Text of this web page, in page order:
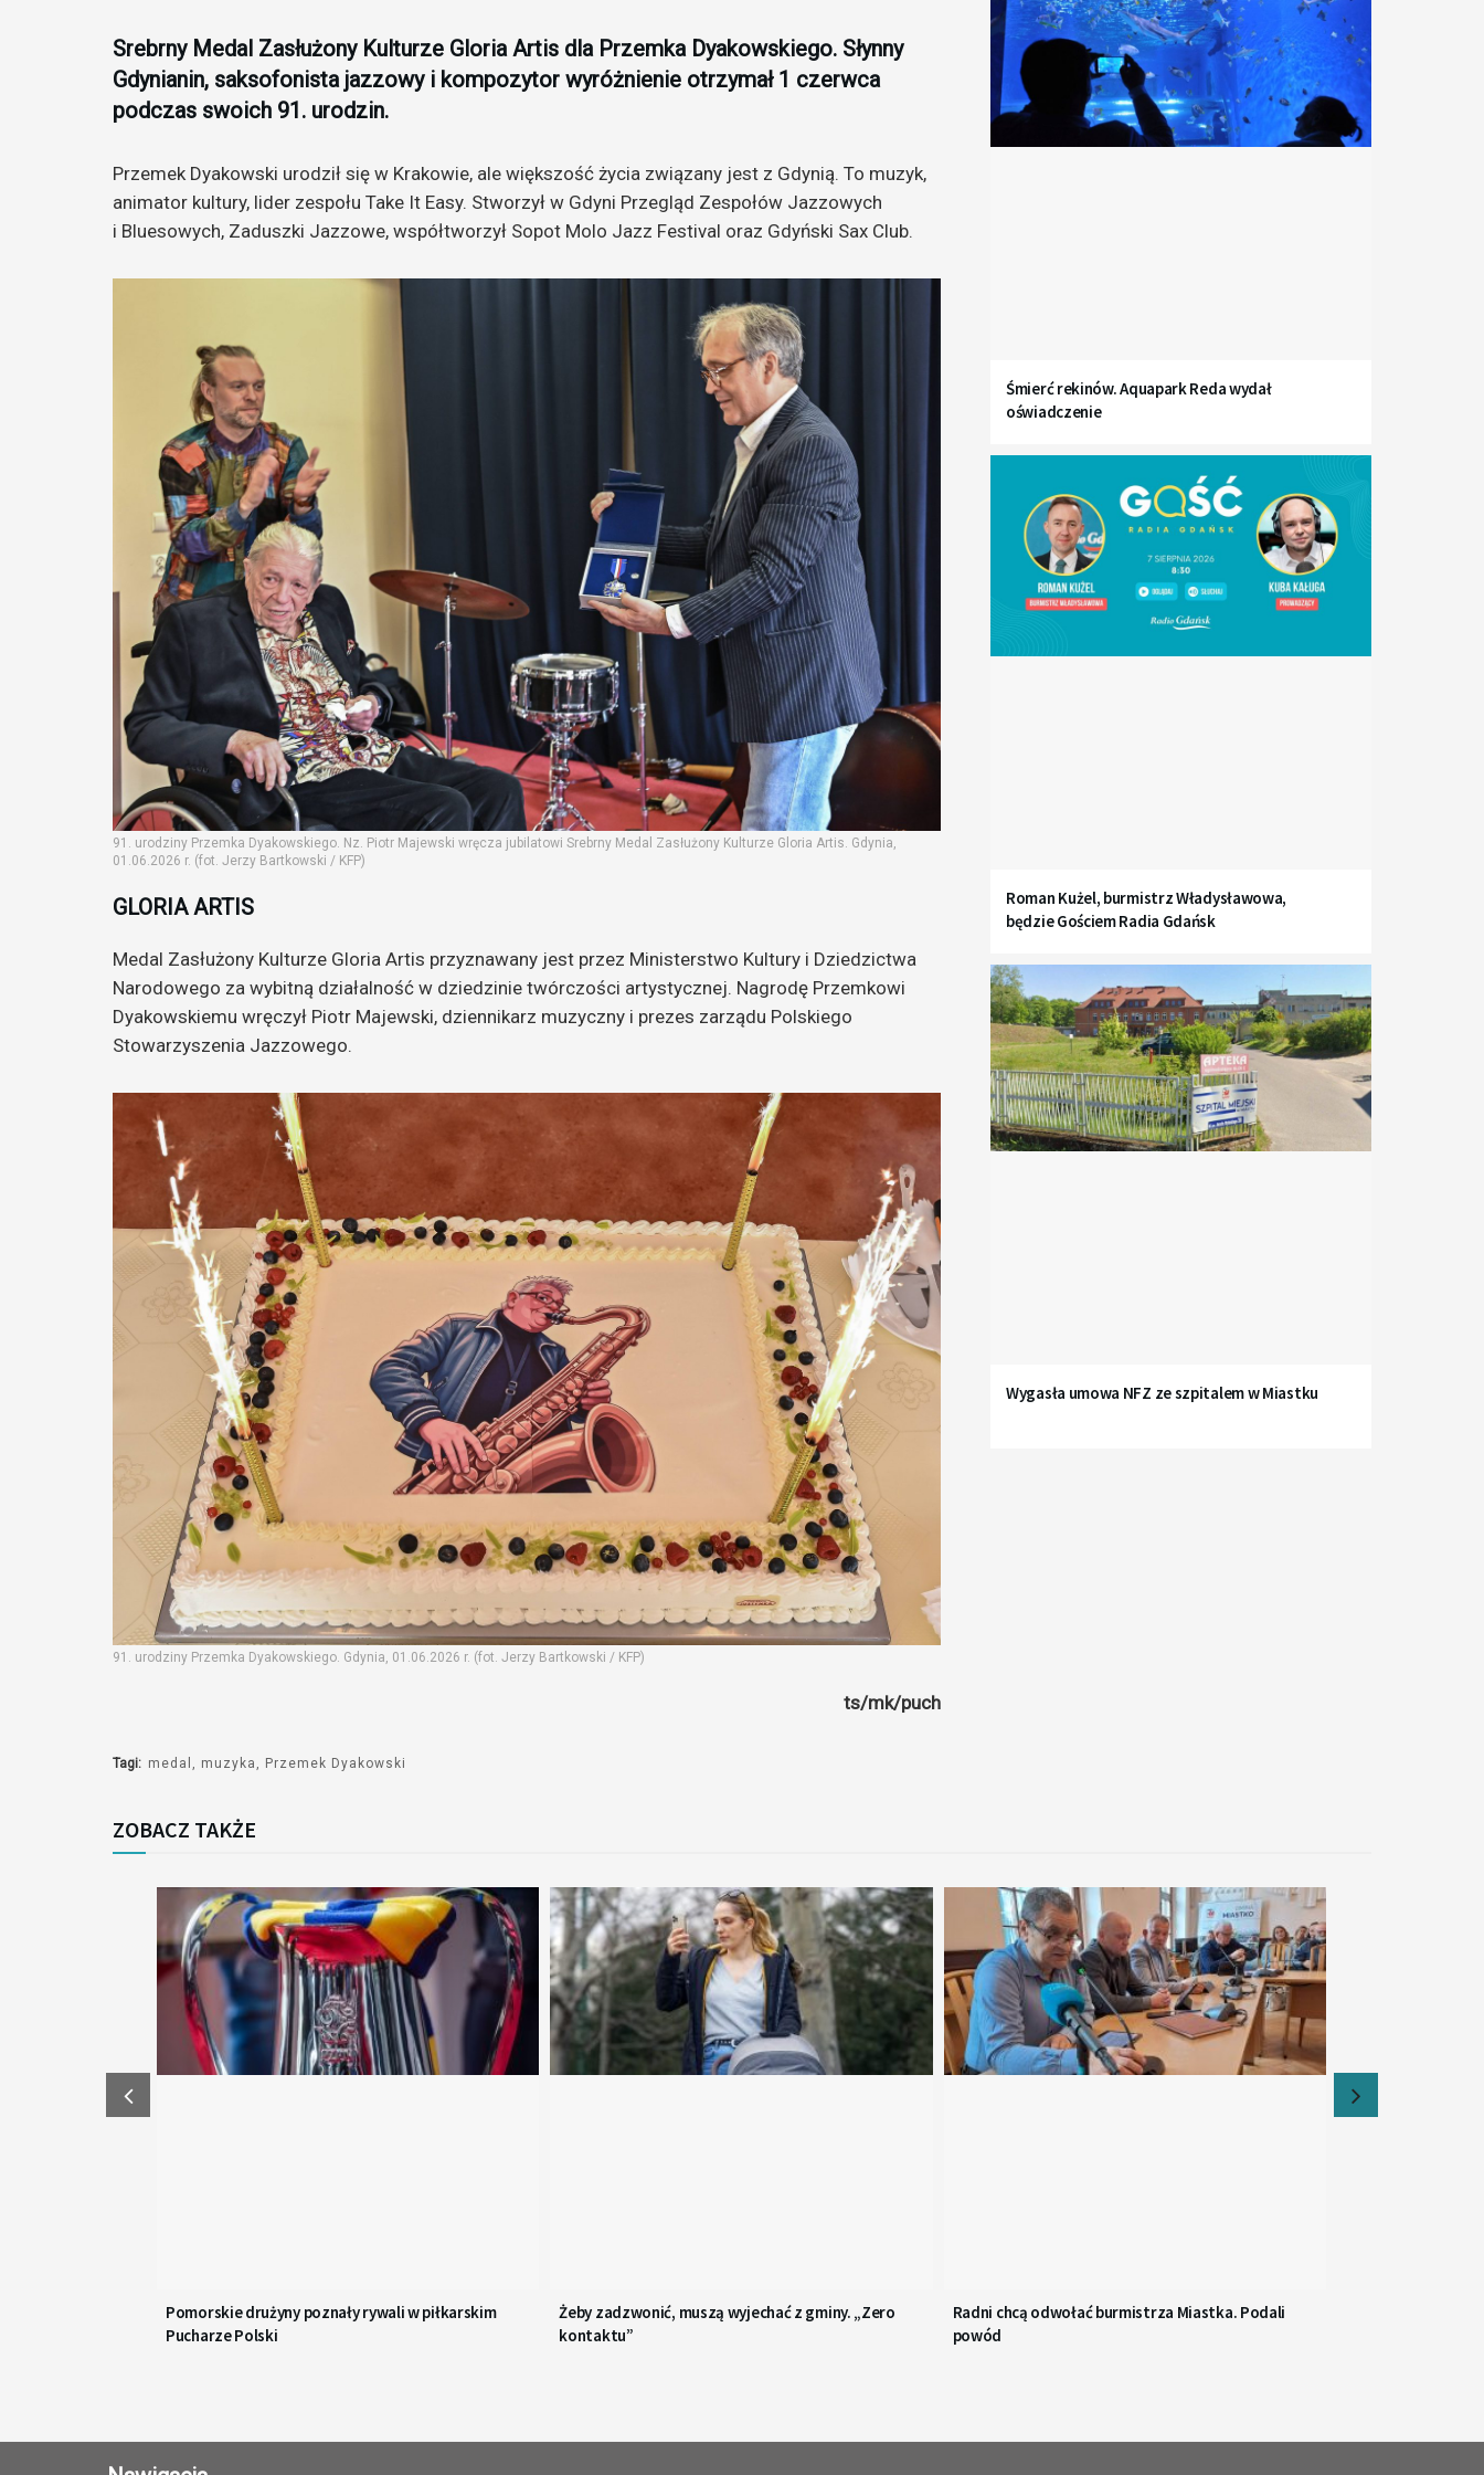
Srebrny Medal Zasłużony Kulturze Gloria Artis dla Przemka Dyakowskiego. Słynny
Gdynianin, saksofonista jazzowy i kompozytor wyróżnienie otrzymał 1 czerwca
podczas swoich 91. urodzin.
Przemek Dyakowski urodził się w Krakowie, ale większość życia związany jest z Gdynią. To muzyk,
animator kultury, lider zespołu Take It Easy. Stworzył w Gdyni Przegląd Zespołów Jazzowych
i Bluesowych, Zaduszki Jazzowe, współtworzył Sopot Molo Jazz Festival oraz Gdyński Sax Club.
91. urodziny Przemka Dyakowskiego. Nz. Piotr Majewski wręcza jubilatowi Srebrny Medal Zasłużony Kulturze Gloria Artis. Gdynia,
01.06.2026 r. (fot. Jerzy Bartkowski / KFP)
GLORIA ARTIS
Medal Zasłużony Kulturze Gloria Artis przyznawany jest przez Ministerstwo Kultury i Dziedzictwa
Narodowego za wybitną działalność w dziedzinie twórczości artystycznej. Nagrodę Przemkowi
Dyakowskiemu wręczył Piotr Majewski, dziennikarz muzyczny i prezes zarządu Polskiego
Stowarzyszenia Jazzowego.
91. urodziny Przemka Dyakowskiego. Gdynia, 01.06.2026 r. (fot. Jerzy Bartkowski / KFP)
ts/mk/puch
Tagi: medal muzyka Przemek Dyakowski
Śmierć rekinów. Aquapark Reda wydał
oświadczenie
Roman Kużel, burmistrz Władysławowa,
będzie Gościem Radia Gdańsk
Wygasła umowa NFZ ze szpitalem w Miastku
ZOBACZ TAKŻE
Pomorskie drużyny poznały rywali w piłkarskim
Pucharze Polski
Żeby zadzwonić, muszą wyjechać z gminy. „Zero
kontaktu”
Radni chcą odwołać burmistrza Miastka. Podali
powód